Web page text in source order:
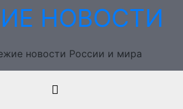
НОВОСТИ
новости России и мира